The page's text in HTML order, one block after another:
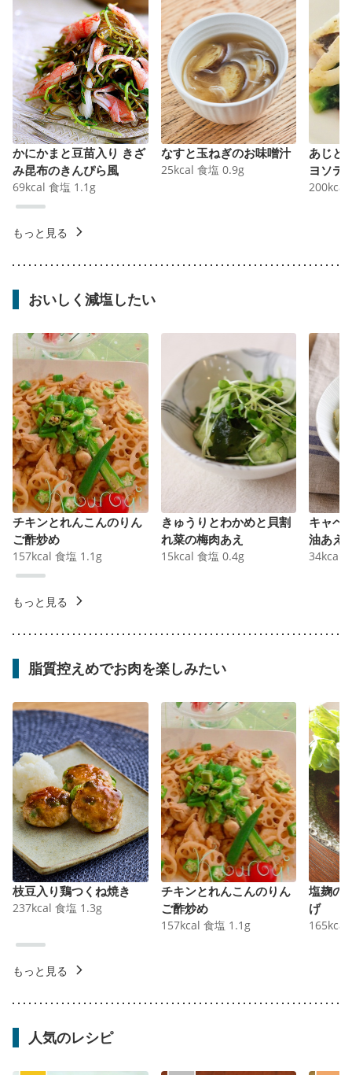
かにかまと豆苗入り きざ
み昆布のきんぴら風
69kcal 食塩 1.1 g
なすと玉ねぎのお味噌汁
25kcal 食塩 0.9g
あじと
ヨソテ
200kcal
もっと見る
おいしく減塩したい
チキンとれんこんのりん
ご酢炒め
157kcal 食塩 1.1 g
きゅうりとわかめと貝割
れ菜の梅肉あえ
15kcal 食塩 0.4g
キャベ
油あえ
34kcal
もっと見る
脂質控えめでお肉を楽しみたい
枝豆入り鶏つくね焼き
237kcal 食塩 1.3g
チキンとれんこんのりん
ご酢炒め
157kcal 食塩 1.1 g
塩麹の
げ
165kcal
もっと見る
人気のレシピ